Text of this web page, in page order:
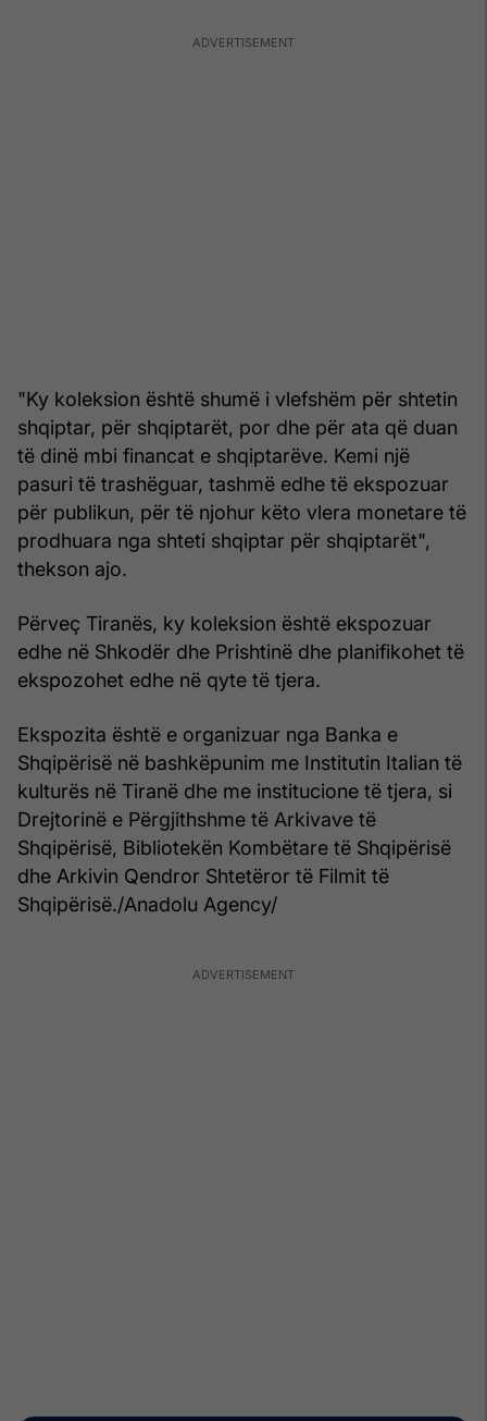
"Ky koleksion është shumë i vlefshëm për shtetin
shqiptar, për shqiptarët, por dhe për ata që duan
të dinë mbi financat e shqiptarëve. Kemi një
pasuri të trashëguar, tashmë edhe të ekspozuar
për publikun, për të njohur këto vlera monetare të
prodhuara nga shteti shqiptar për shqiptarët",
thekson ajo.
Përveç Tiranës, ky koleksion është ekspozuar
edhe në Shkodër dhe Prishtinë dhe planifikohet të
ekspozohet edhe në qyte të tjera.
Ekspozita është e organizuar nga Banka e
Shqipërisë në bashkëpunim me Institutin Italian të
kulturës në Tiranë dhe me institucione të tjera, si
Drejtorinë e Përgjithshme të Arkivave të
Shqipërisë, Bibliotekën Kombëtare të Shqipërisë
dhe Arkivin Qendror Shtetëror të Filmit të
Shqipërisë./Anadolu Agency/